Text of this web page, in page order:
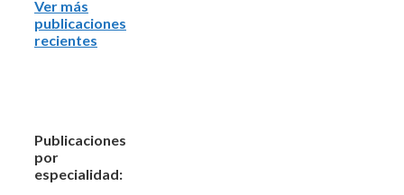
Ver más
publicaciones
recientes
Publicaciones
por
especialidad: